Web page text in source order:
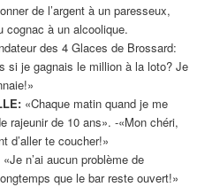
de l’argent à un paresseux,
cognac à un alcoolique.
des 4 Glaces de Brossard:
si je gagnais le million à la loto? Je
«Chaque matin quand je me
rajeunir de 10 ans». -«Mon chéri,
d’aller te coucher!»
«Je n’ai aucun problème de
que le bar reste ouvert!»